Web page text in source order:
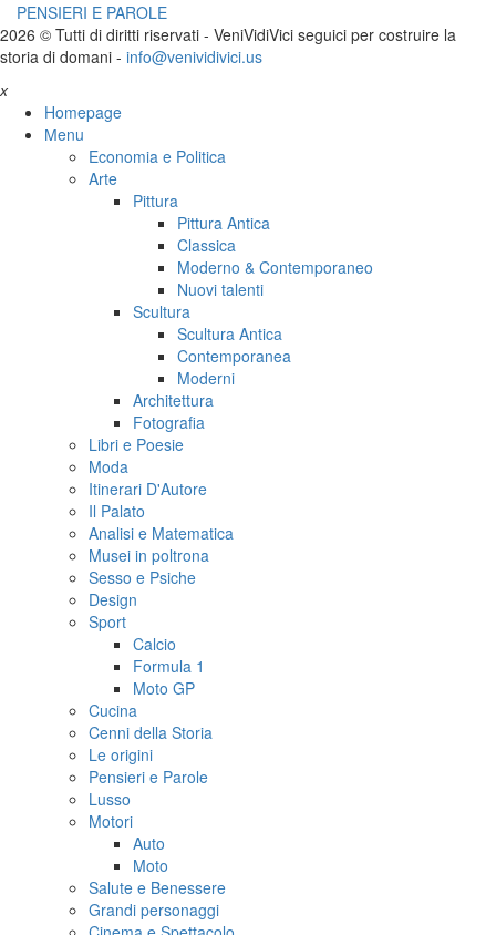
PENSIERI E PAROLE
2026 © Tutti di diritti riservati - VeniVidiVici seguici per costruire la
storia di domani - info@venividivici.us
x
Homepage
Menu
Economia e Politica
Arte
Pittura
Pittura Antica
Classica
Moderno & Contemporaneo
Nuovi talenti
Scultura
Scultura Antica
Contemporanea
Moderni
Architettura
Fotografia
Libri e Poesie
Moda
Itinerari D'Autore
Il Palato
Analisi e Matematica
Musei in poltrona
Sesso e Psiche
Design
Sport
Calcio
Formula 1
Moto GP
Cucina
Cenni della Storia
Le origini
Pensieri e Parole
Lusso
Motori
Auto
Moto
Salute e Benessere
Grandi personaggi